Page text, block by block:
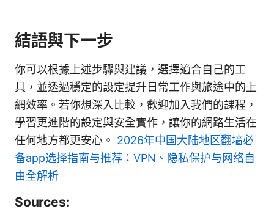
結語與下一步
你可以根據上述步驟與建議，選擇適合自己的工
具，並透過穩定的設定提升日常工作與旅途中的上
網效率。若你想深入比較，歡迎加入我們的課程，
學習更進階的設定與安全實作，讓你的網路生活在
任何地方都更安心。 2026年中国大陆地区翻墙必
备app选择指南与推荐：VPN、隐私保护与网络自
由全解析
Sources: